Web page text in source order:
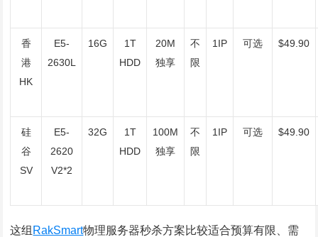
香
港
HK
E5-
2630L
16G
1T
HDD
20M
独享
不
限
1IP 可选 $49.90
硅
谷
SV
E5-
2620
V2*2
32G
1T
HDD
100M
独享
不
限
1IP 可选 $49.90
这组 RakSmart物理服务器秒杀方案比较适合预算有限、需